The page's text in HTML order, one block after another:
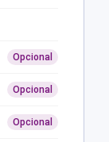
Opcional
Opcional
Opcional